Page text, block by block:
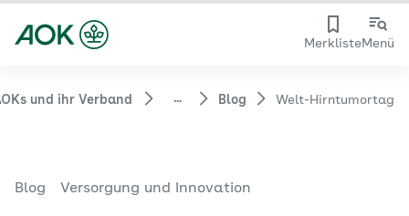
MerklisteMenü
und ihr Verband ... Blog Welt-Hirntumortag
Blog Versorgung und Innovation